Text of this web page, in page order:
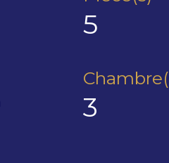
5
3